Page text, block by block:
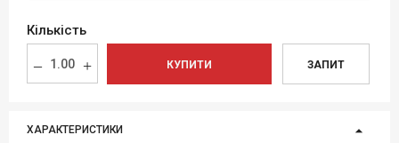
Кількість
КУПИТИ ЗАПИТ
ХАРАКТЕРИСТИКИ